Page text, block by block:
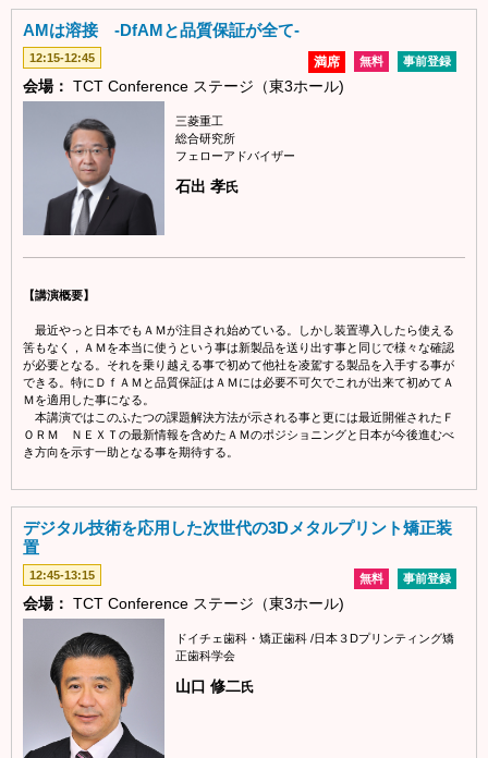
AMは溶接 -DfAMと品質保証が全て-
12:15-12:45 事前登録
無料
満席
会場： TCT Conference ステージ（東3ホール)
三菱重工
総合研究所
フェローアドバイザー
石出 孝氏
【講演概要】
最近やっと日本でもＡＭが注目され始めている。しかし装置導入したら使える
筈もなく，ＡＭを本当に使うという事は新製品を送り出す事と同じで様々な確認
が必要となる。それを乗り越える事で初めて他社を凌駕する製品を入手する事が
できる。特にＤｆＡＭと品質保証はＡＭには必要不可欠でこれが出来て初めてＡ
Ｍを適用した事になる。
本講演ではこのふたつの課題解決方法が示される事と更には最近開催されたＦ
ＯＲＭ ＮＥＸＴの最新情報を含めたＡＭのポジショニングと日本が今後進むべ
き方向を示す一助となる事を期待する。
デジタル技術を応用した次世代の3Dメタルプリント矯正装
置
12:45-13:15 事前登録
無料
会場： TCT Conference ステージ（東3ホール)
ドイチェ歯科・矯正歯科 /日本３Dプリンティング矯
正歯科学会
山口 修二氏